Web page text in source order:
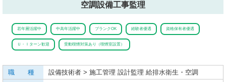
空調設備工事監理
若年層活躍中 中高年活躍中 ブランクOK 経験者優遇 資格保有者優遇
Ｕ・Ｉターン歓迎 受動喫煙対策あり（喫煙室設置）
職 種 設備技術者 > 施工管理 設計監理 給排水衛生・空調